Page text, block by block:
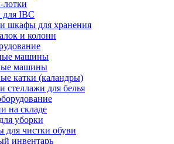
IBC
шкафы для хранения
и колонн
машины
машины
катки (каландры)
стеллажи для белья
на складе
уборки
для чистки обуви
инвентарь